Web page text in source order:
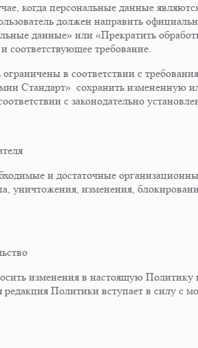
когда персональные данные
должен направить
данные» или «Прекратить
соответствующее требование.
в соответствии с
Стандарт» сохранить
с законодательно
и достаточные
уничтожения, изменения,
изменения в настоящую
Политики вступает в силу с